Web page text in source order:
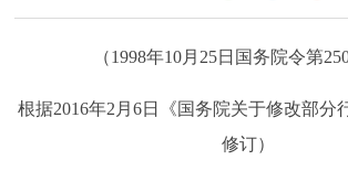
（1998年10月25日国务院令第
根据2016年2月6日《国务院关于修改部分
修订）